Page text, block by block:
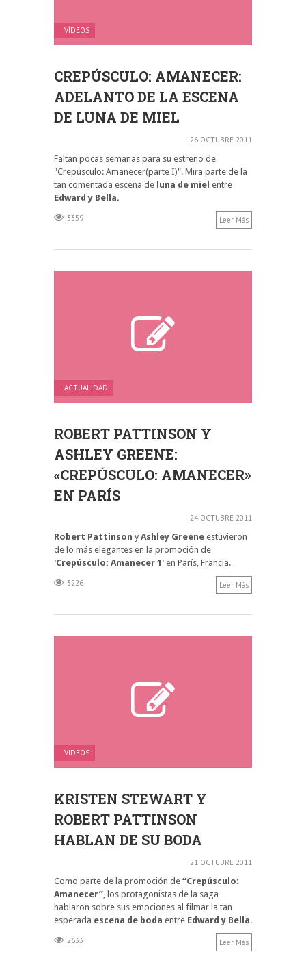
VÍDEOS
CREPÚSCULO: AMANECER:
ADELANTO DE LA ESCENA
DE LUNA DE MIEL
26 OCTUBRE 2011
Faltan pocas semanas para su estreno de
"Crepúsculo: Amanecer(parte I)". Mira parte de la
tan comentada escena de luna de miel entre
Edward y Bella.
3359 Leer Más
ACTUALIDAD
ROBERT PATTINSON Y
ASHLEY GREENE:
«CREPÚSCULO: AMANECER»
EN PARÍS
24 OCTUBRE 2011
Robert Pattinson y Ashley Greene estuvieron
de lo más elegantes en la promoción de
'Crepúsculo: Amanecer 1' en París, Francia.
3226 Leer Más
VÍDEOS
KRISTEN STEWART Y
ROBERT PATTINSON
HABLAN DE SU BODA
21 OCTUBRE 2011
Como parte de la promoción de “Crepúsculo:
Amanecer”, los protagonistas de la saga
hablaron sobre sus emociones al filmar la tan
esperada escena de boda entre Edward y Bella.
2633 Leer Más